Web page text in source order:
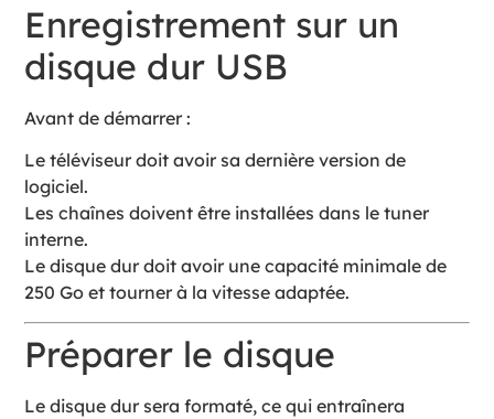
Enregistrement sur un
disque dur USB
Avant de démarrer :
Le téléviseur doit avoir sa dernière version de
logiciel.
Les chaînes doivent être installées dans le tuner
interne.
Le disque dur doit avoir une capacité minimale de
250 Go et tourner à la vitesse adaptée.
Préparer le disque
Le disque dur sera formaté, ce qui entraînera